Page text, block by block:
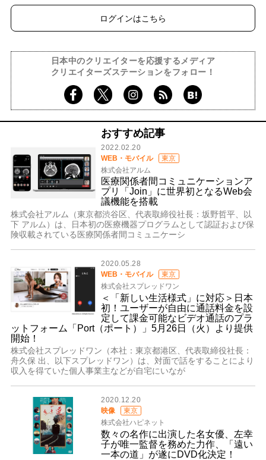
ログインはこちら
日本中のクリエイターを応援するメディア
クリエイターズステーションをフォロー！
おすすめ記事
2022.02.20
WEB・モバイル
東京
株式会社アルム
医療関係者間コミュニケーションア
プリ「Join」に世界初となるWeb会
議機能を搭載
株式会社アルム（東京都渋谷区、代表取締役社長：坂野哲平、以
下 アルム）は、日本初の医療機器プログラムとして認証および保
険収載されている医療関係者間コミュニケーシ
2020.05.28
WEB・モバイル
東京
株式会社スプレッドワン
＜「新しい生活様式」に対応＞日本
初！ユーザーが自由に通話料金を設
定して課金可能なビデオ通話のプラ
ットフォーム「Port（ポート）」5月26日（火）より提供
開始！
株式会社スプレッドワン（本社：東京都港区、代表取締役社長：
舟久保 出、以下スプレッドワン）は、対面で話をすることにより
収入を得ていた個人事業主などが自宅にいなが
2020.12.20
映像
東京
株式会社ハピネット
数々の名作に出演した名女優、左幸
子が唯一監督を務めた力作、「遠い
一本の道」が遂にDVD化決定！